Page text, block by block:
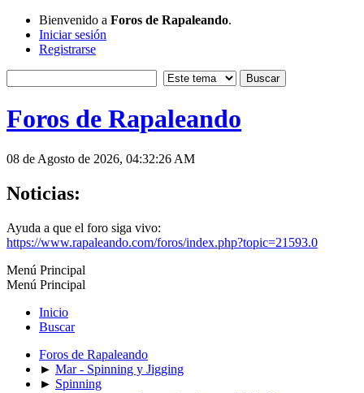
Bienvenido a Foros de Rapaleando.
Iniciar sesión
Registrarse
Foros de Rapaleando
08 de Agosto de 2026, 04:32:26 AM
Noticias:
Ayuda a que el foro siga vivo:
https://www.rapaleando.com/foros/index.php?topic=21593.0
Menú Principal
Menú Principal
Inicio
Buscar
Foros de Rapaleando
► Mar - Spinning y Jigging
► Spinning